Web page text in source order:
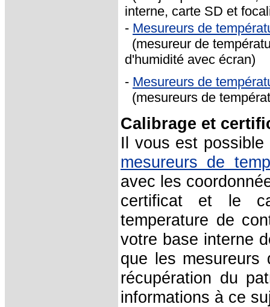
interne, carte SD et
- Mesureurs de
(mesureur de
d'humidité avec écran)
- Mesureurs de
(mesureurs de
Calibrage et
Il vous est
mesureurs de
avec les
certificat et le
temperature de
votre base interne
que les mesureurs
récupération du
informations à ce